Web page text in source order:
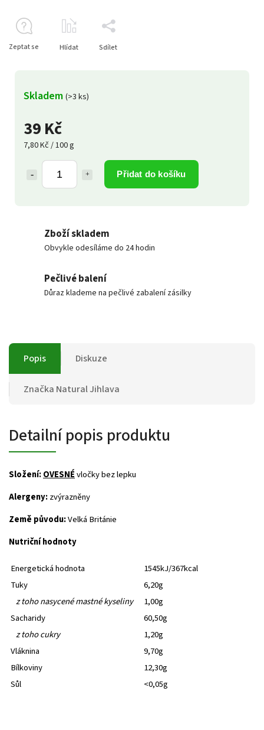
39 Kč
7,80 Kč / 100 g
Přidat do košíku
Skladem (>3 ks)
Zeptat se Hlídat Sdílet
Zboží skladem
Obvykle odesíláme do 24 hodin
Pečlivé balení
Důraz klademe na pečlivé zabalení zásilky
Popis Diskuze
Značka Natural Jihlava
Detailní popis produktu
Složení:OVESNÉvločky bez lepku
Alergeny:zvýrazněny
Země původu:Velká Británie
Nutriční hodnoty
Energetická hodnota
1545kJ/367kcal
Tuky
6,20g
z toho nasycené mastné kyseliny
1,00g
Sacharidy
60,50g
z toho cukry
1,20g
Vláknina
9,70g
Bílkoviny
12,30g
Sůl
<0,05g